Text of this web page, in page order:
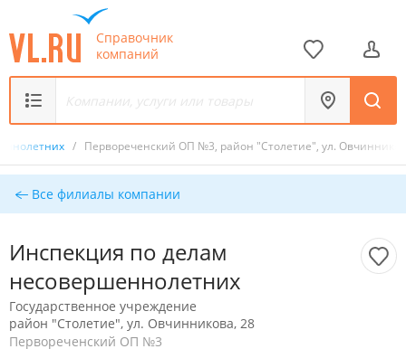
Справочник
компаний
/ Первореченский ОП №3, район "Столетие", ул.
Все филиалы компании
Инспекция по делам
несовершеннолетних
Государственное учреждение
район "Столетие", ул. Овчинникова, 28
Первореченский ОП №3